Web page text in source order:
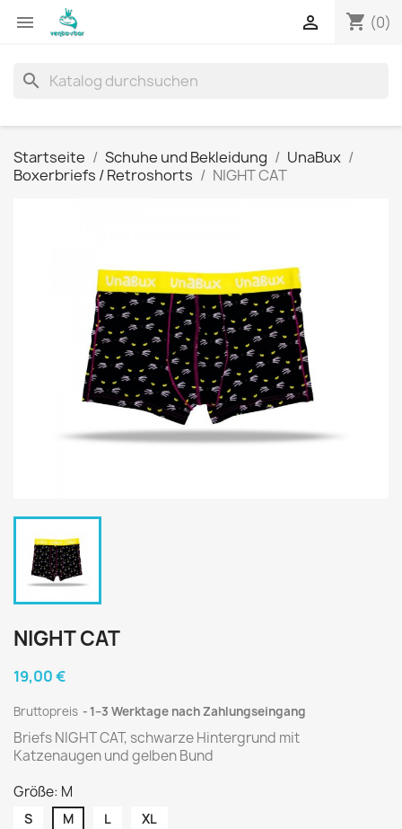
 shopping_cart (0)

search
Startseite Schuhe und Bekleidung
UnaBux
Boxerbriefs / Retroshorts
NIGHT CAT
NIGHT CAT
19,00 €
Bruttopreis 1–3 Werktage nach Zahlungseingang
Briefs NIGHT CAT, schwarze Hintergrund mit
Katzenaugen und gelben Bund
Größe: M
S M L XL